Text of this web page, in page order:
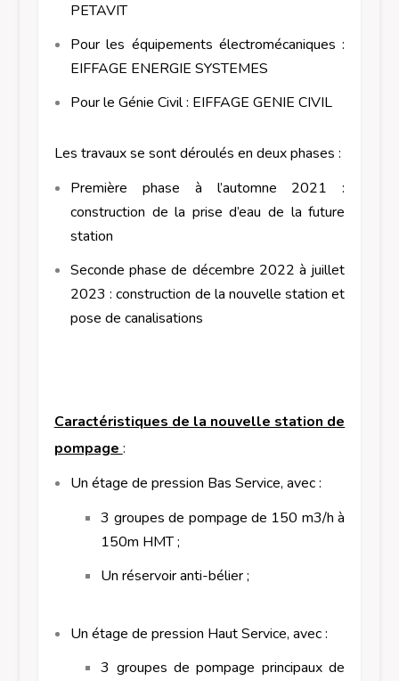
PETAVIT
Pour les équipements électromécaniques :
EIFFAGE ENERGIE SYSTEMES
Pour le Génie Civil : EIFFAGE GENIE CIVIL
Les travaux se sont déroulés en deux phases :
Première phase à l’automne 2021 :
construction de la prise d’eau de la future
station
Seconde phase de décembre 2022 à juillet
2023 : construction de la nouvelle station et
pose de canalisations
Caractéristiques de la nouvelle station de
pompage :
Un étage de pression Bas Service, avec :
3 groupes de pompage de 150 m3/h à
150m HMT ;
Un réservoir anti-bélier ;
Un étage de pression Haut Service, avec :
3 groupes de pompage principaux de